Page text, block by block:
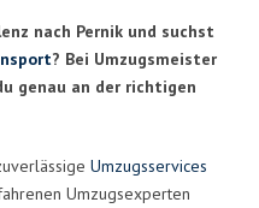
nach Pernik und suchst
? Bei Umzugsmeister
genau an der richtigen
Umzugsservices
Umzugsexperten